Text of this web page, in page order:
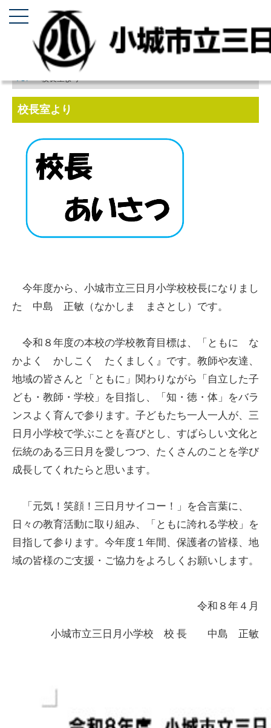
TOP> 校長室より
校長室より
今年度から、小城市立三日月小学校校長になりまし
た 中島 正敏（なかしま まさとし）です。
令和８年度の本校の学校教育目標は、「ともに な
かよく かしこく たくましく』です。教師や友達、
地域の皆さんと「ともに」関わりながら「自立した子
ども・教師・学校」を目指し、「知・徳・体」をバラ
ンスよく育んで参ります。子どもたち一人一人が、三
日月小学校で学ぶことを喜びとし、すばらしい文化と
伝統のある三日月を愛しつつ、たくさんのことを学び
成長してくれたらと思います。
「元気！笑顔！三日月サイコー！」を合言葉に、
日々の教育活動に取り組み、「ともに誇れる学校」を
目指して参ります。今年度１年間、保護者の皆様、地
域の皆様のご支援・ご協力をよろしくお願いします。
令和８年４月
小城市立三日月小学校 校 長 中島 正敏